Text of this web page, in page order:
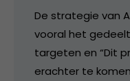
De strategie van
vooral het
targeten en “Dit
erachter te